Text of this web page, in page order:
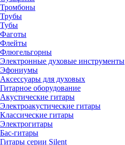
Тромбоны
Трубы
Тубы
Фаготы
Флейты
Флюгельгорны
Электронные духовые инструменты
Эфониумы
Аксессуары для духовых
Гитарное оборудование
Акустические гитары
Электроакустические гитары
Классические гитары
Электрогитары
Бас-гитары
Гитары серии Silent